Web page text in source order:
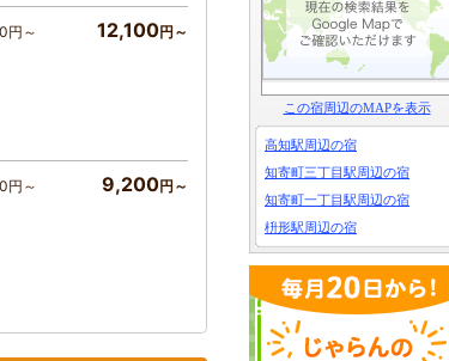
円～ 12,100円～
円～ 9,200円～
この宿周辺のMAPを表示
高知駅周辺の宿
知寄町三丁目駅周辺の宿
知寄町一丁目駅周辺の宿
枡形駅周辺の宿